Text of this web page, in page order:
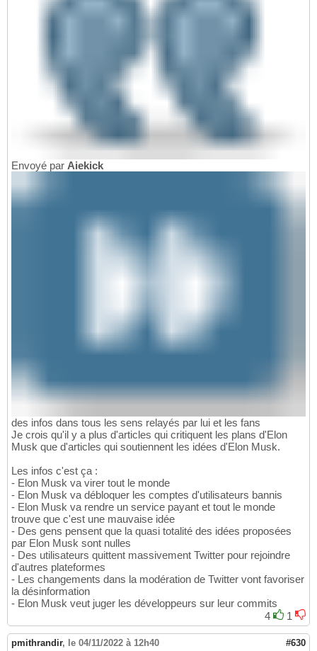
Envoyé par Aiekick
des infos dans tous les sens relayés par lui et les fans
Je crois qu'il y a plus d'articles qui critiquent les plans d'Elon
Musk que d'articles qui soutiennent les idées d'Elon Musk.
Les infos c'est ça :
- Elon Musk va virer tout le monde
- Elon Musk va débloquer les comptes d'utilisateurs bannis
- Elon Musk va rendre un service payant et tout le monde
trouve que c'est une mauvaise idée
- Des gens pensent que la quasi totalité des idées proposées
par Elon Musk sont nulles
- Des utilisateurs quittent massivement Twitter pour rejoindre
d'autres plateformes
- Les changements dans la modération de Twitter vont favoriser
la désinformation
- Elon Musk veut juger les développeurs sur leur commits
4
1
pmithrandir, le 04/11/2022 à 12h40 #630